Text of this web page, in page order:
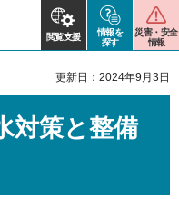
閲覧支援
情報を
探す
災害・安全
情報
更新日：2024年9月3日
対策と整備